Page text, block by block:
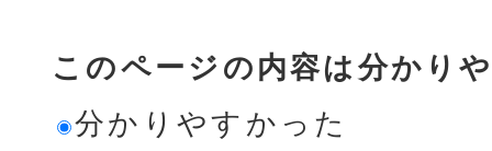
このページの内容は分かり
分かりやすかった